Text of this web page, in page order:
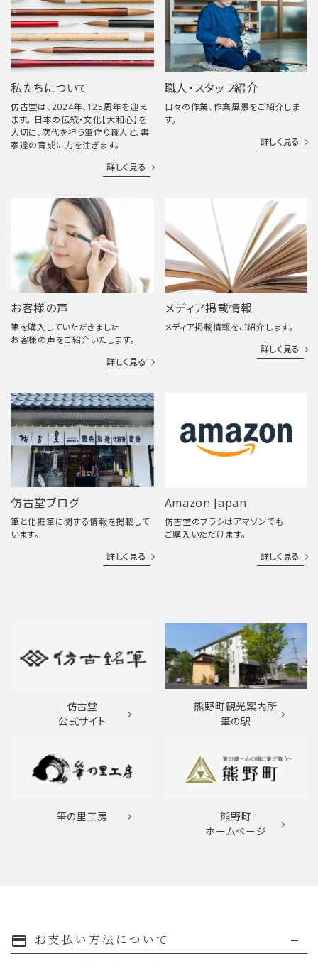
私たちについて
仿古堂は、2024年、125周年を迎え
ます。 日本の伝統・文化【大和心】を
大切に、次代を担う筆作り職人と、書
家達の育成に力を注ぎます。
詳しく見る
職人・スタッフ紹介
日々の作業、作業風景をご紹介しま
す。
詳しく見る
お客様の声
筆を購入していただきました
お客様の声をご紹介いたします。
詳しく見る
メディア掲載情報
メディア掲載情報をご紹介します。
詳しく見る
仿古堂ブログ
筆と化粧筆に関する情報を掲載して
います。
詳しく見る
Amazon Japan
仿古堂のブラシはアマゾンでも
ご購入いただけます。
詳しく見る
仿古堂
公式サイト
熊野町観光案内所
筆の駅
筆の里工房
熊野町
ホームページ
payment お支払い方法について